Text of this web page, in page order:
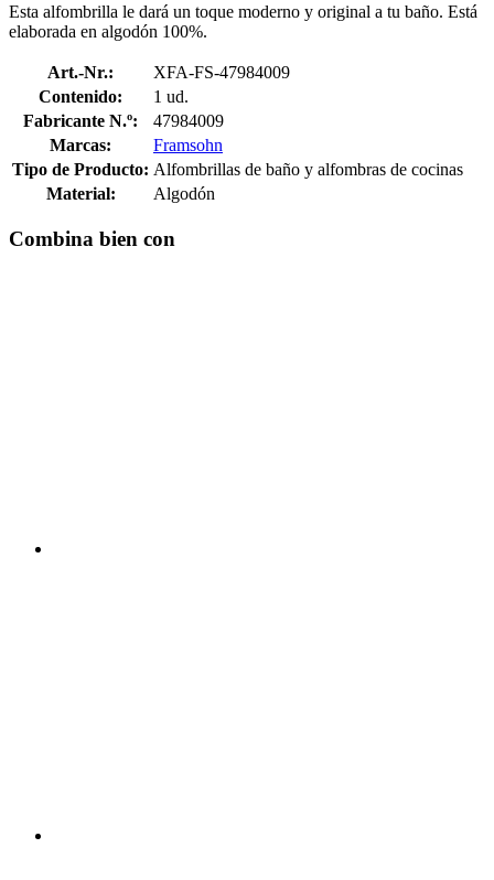
Esta alfombrilla le dará un toque moderno y original a tu baño. Está
elaborada en algodón 100%.
Art.-Nr.:
XFA-FS-47984009
Contenido:
1 ud.
Fabricante N.º:
47984009
Marcas:
Framsohn
Tipo de Producto: Alfombrillas de baño y alfombras de cocinas
Material:
Algodón
Combina bien con